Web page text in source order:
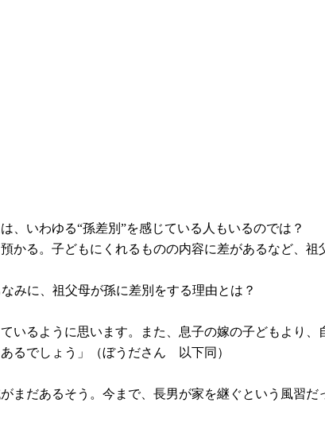
いわゆる“孫差別”を感じている人もいるのでは？
かる。子どもにくれるものの内容に差があるなど、
みに、祖父母が孫に差別をする理由とは？
いるように思います。また、息子の嫁の子どもより
るでしょう」（ぼうださん 以下同）
まだあるそう。今まで、長男が家を継ぐという風習